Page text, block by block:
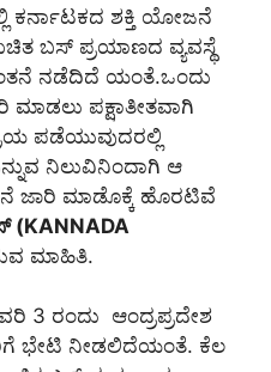
ಕರ್ನಾಟಕದ ಶಕ್ತಿ ಯೋಜನೆ
ಬಸ್ ಪ್ರಯಾಣದ ವ್ಯವಸ್ಥೆ
ನಡೆದಿದೆ ಯಂತೆ.ಒಂದು
ಪಕ್ಷಾತೀತವಾಗಿ
ಪಡೆಯುವುದರಲ್ಲಿ
ನಿಲುವಿನಿಂದಾಗಿ ಆ
ಜಾರಿ ಮಾಡೊಕ್ಕೆ ಹೊರಟಿವೆ
(KANNADA
ಮಾಹಿತಿ.
3 ರಂದು ಆಂದ್ರಪ್ರದೇಶ
ಭೇಟಿ ನೀಡಲಿದೆಯಂತೆ. ಕೆಲ